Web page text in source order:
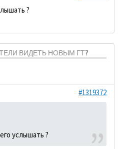
?
ВИДЕТЬ НОВЫМ ГТ?
#1319372
услышать ?